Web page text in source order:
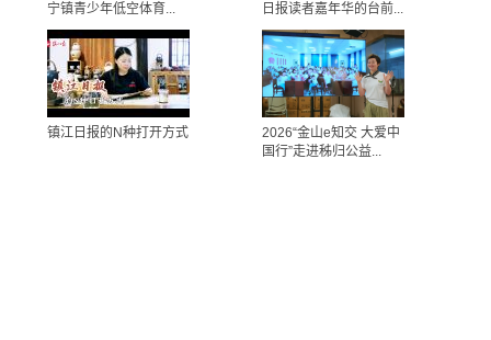
宁镇青少年低空体育...
日报读者嘉年华的台前...
镇江日报的N种打开方式
2026“金山e知交 大爱中
国行”走进秭归公益...